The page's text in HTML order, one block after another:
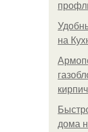
на
дома